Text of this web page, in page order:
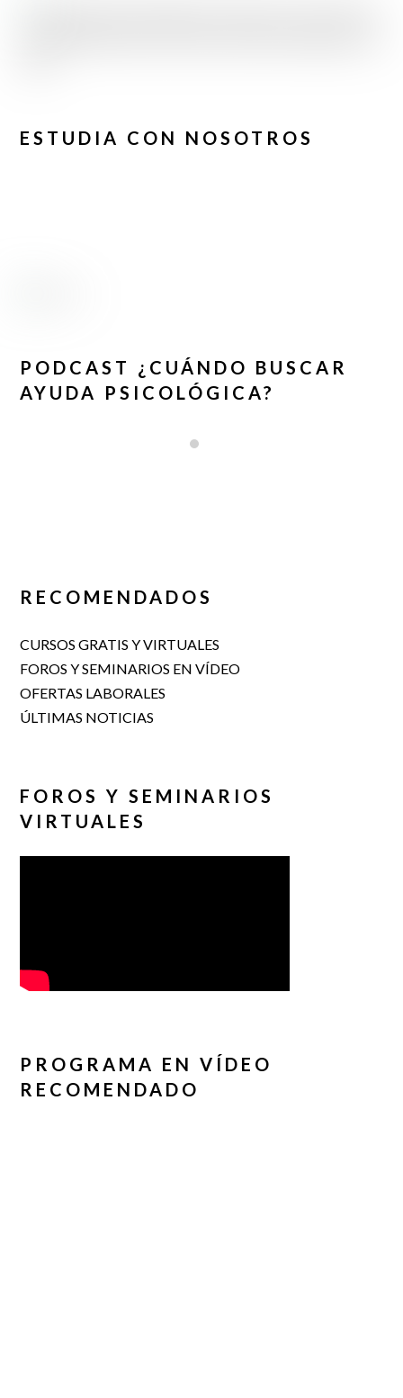
ESTUDIA CON NOSOTROS
PODCAST ¿CUÁNDO BUSCAR
AYUDA PSICOLÓGICA?
RECOMENDADOS
CURSOS GRATIS Y VIRTUALES
FOROS Y SEMINARIOS EN VÍDEO
OFERTAS LABORALES
ÚLTIMAS NOTICIAS
FOROS Y SEMINARIOS
VIRTUALES
PROGRAMA EN VÍDEO
RECOMENDADO